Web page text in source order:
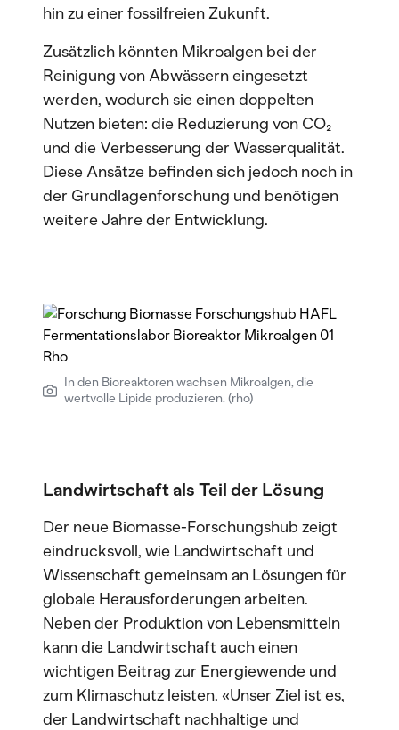
hin zu einer fossilfreien Zukunft.
Zusätzlich könnten Mikroalgen bei der
Reinigung von Abwässern eingesetzt
werden, wodurch sie einen doppelten
Nutzen bieten: die Reduzierung von CO₂
und die Verbesserung der Wasserqualität.
Diese Ansätze befinden sich jedoch noch in
der Grundlagenforschung und benötigen
weitere Jahre der Entwicklung.
In den Bioreaktoren wachsen Mikroalgen, die
wertvolle Lipide produzieren. (rho)
Landwirtschaft als Teil der Lösung
Der neue Biomasse-Forschungshub zeigt
eindrucksvoll, wie Landwirtschaft und
Wissenschaft gemeinsam an Lösungen für
globale Herausforderungen arbeiten.
Neben der Produktion von Lebensmitteln
kann die Landwirtschaft auch einen
wichtigen Beitrag zur Energiewende und
zum Klimaschutz leisten. «Unser Ziel ist es,
der Landwirtschaft nachhaltige und